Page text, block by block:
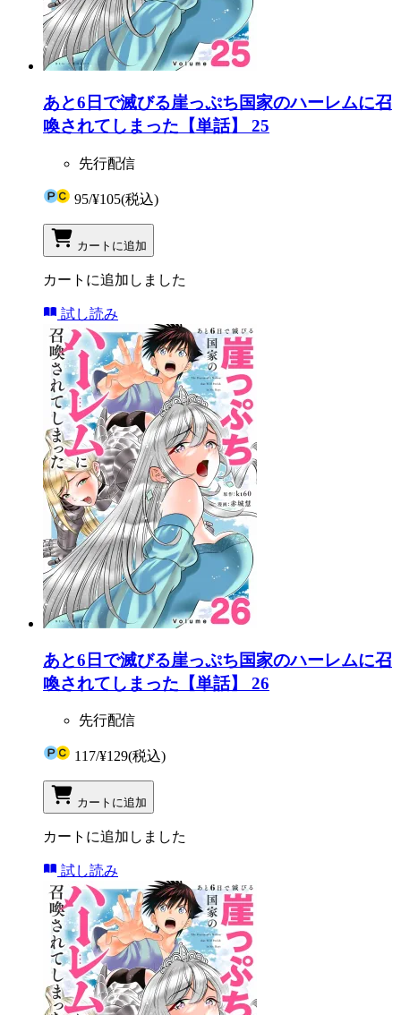
あと6日で滅びる崖っぷち国家のハーレムに召
喚されてしまった【単話】 25
先行配信
95/¥105(税込)
カートに追加
カートに追加しました
試し読み
あと6日で滅びる崖っぷち国家のハーレムに召
喚されてしまった【単話】 26
先行配信
117/¥129(税込)
カートに追加
カートに追加しました
試し読み